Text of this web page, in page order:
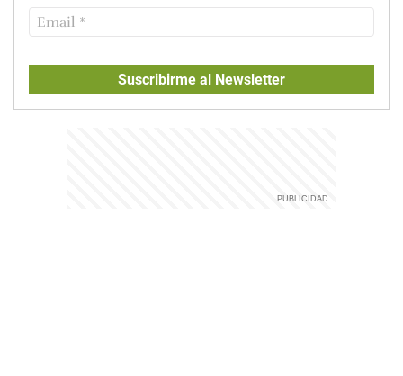
Suscribirme al Newsletter